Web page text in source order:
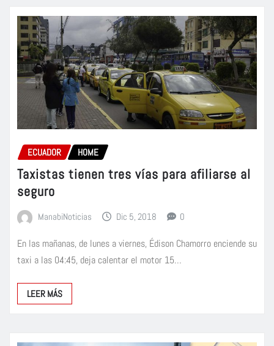
ECUADOR HOME
Taxistas tienen tres vías para afiliarse al
seguro
ManabiNoticias Dic 5, 2018 0
En las mañanas, de lunes a viernes, Édison Chamorro enciende su
taxi a las 04:45, deja calentar el motor 15…
LEER MÁS